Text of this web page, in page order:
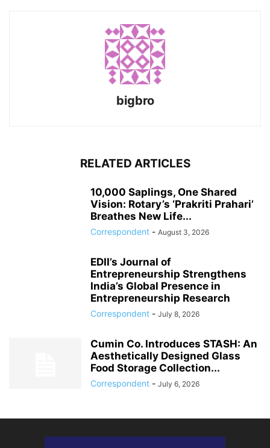
bigbro
RELATED ARTICLES
10,000 Saplings, One Shared
Vision: Rotary’s ‘Prakriti Prahari’
Breathes New Life...
Correspondent - August 3, 2026
EDII’s Journal of
Entrepreneurship Strengthens
India’s Global Presence in
Entrepreneurship Research
Correspondent - July 8, 2026
Cumin Co. Introduces STASH: An
Aesthetically Designed Glass
Food Storage Collection...
Correspondent - July 6, 2026